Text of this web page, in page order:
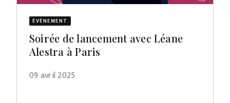
ÉVÈNEMENT
Soirée de lancement avec Léane
Alestra à Paris
09 avril 2025